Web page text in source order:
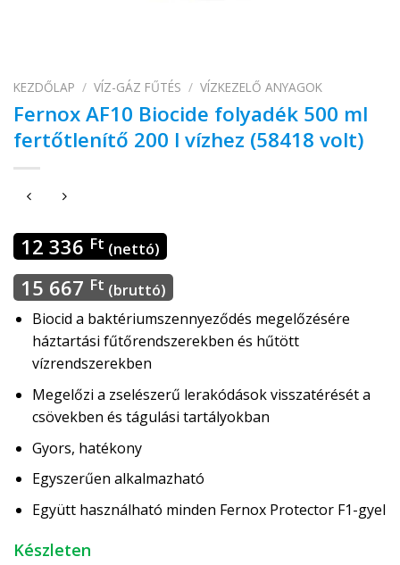
KEZDŐLAP / VÍZ-GÁZ FŰTÉS / VÍZKEZELŐ ANYAGOK
Fernox AF10 Biocide folyadék 500 ml
fertőtlenítő 200 l vízhez (58418 volt)
12 336 Ft (nettó)
15 667 Ft (bruttó)
Biocid a baktériumszennyeződés megelőzésére
háztartási fűtőrendszerekben és hűtött
vízrendszerekben
Megelőzi a zselészerű lerakódások visszatérését a
csövekben és tágulási tartályokban
Gyors, hatékony
Egyszerűen alkalmazható
Együtt használható minden Fernox Protector F1-gyel
Készleten